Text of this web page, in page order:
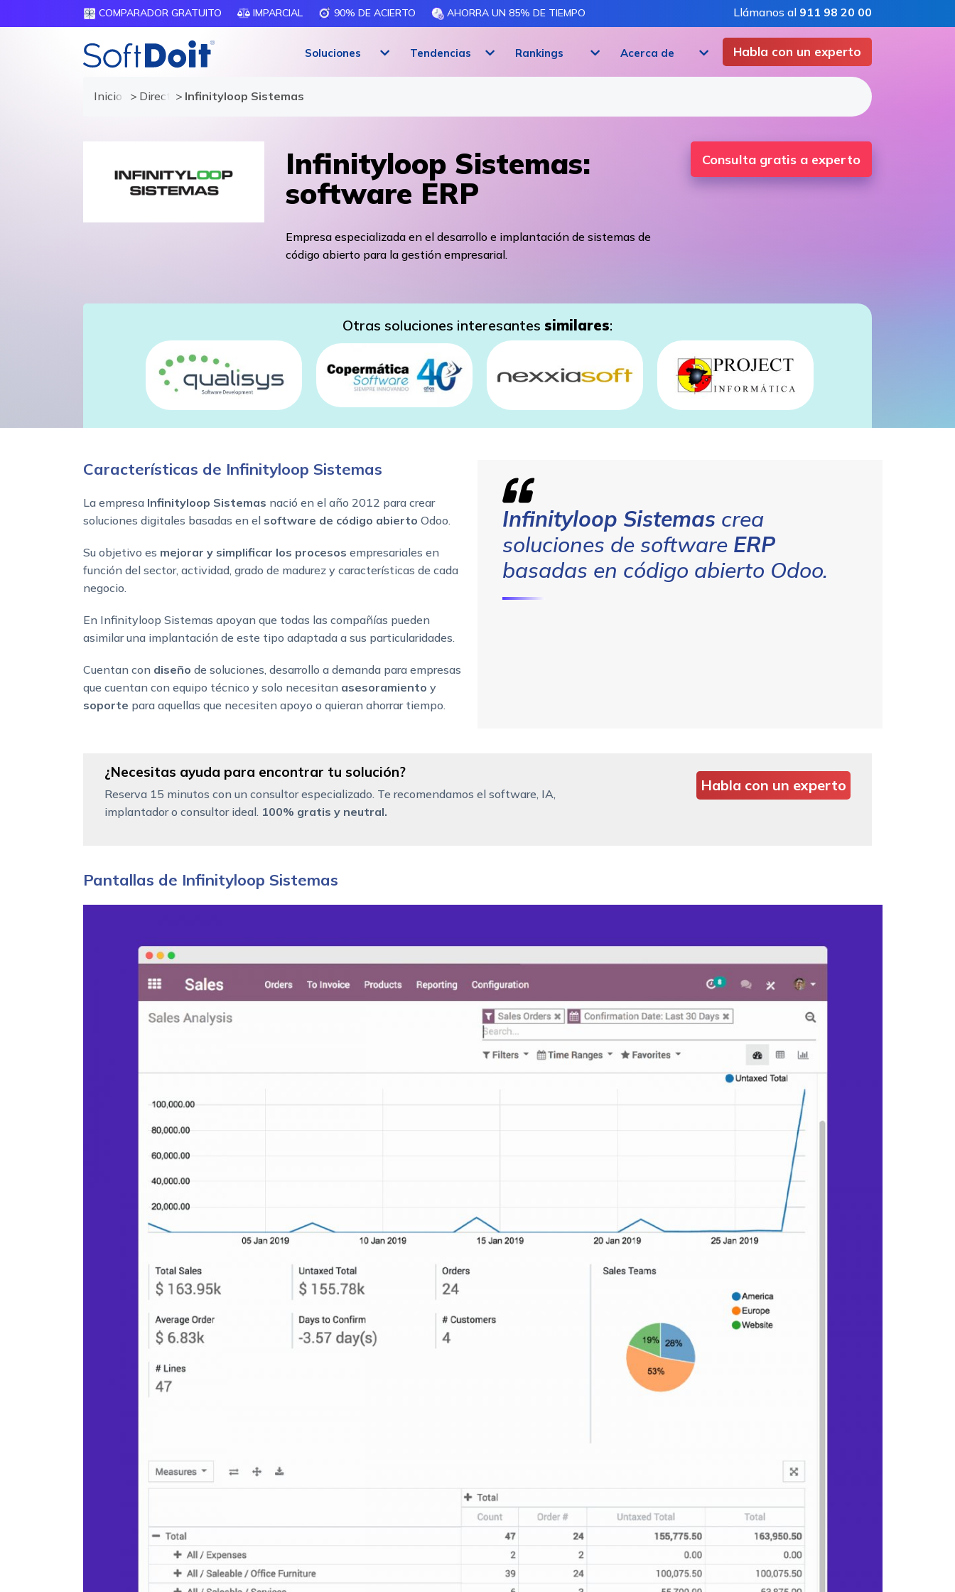
COMPARADOR GRATUITO IMPARCIAL 90% DE ACIERTO AHORRA UN 85% DE TIEMPO Llámanos al 911 98 20 00
Habla con un experto
Soluciones Tendencias Rankings Acerca de
Inicio Directorio de proveedores
Infinityloop Sistemas
Infinityloop Sistemas:
software ERP
Empresa especializada en el desarrollo e implantación de sistemas de
código abierto para la gestión empresarial.
Consulta gratis a experto
Otras soluciones interesantes similares:
Características de Infinityloop Sistemas
La empresa Infinityloop Sistemas nació en el año 2012 para crear
soluciones digitales basadas en el software de código abierto Odoo.
Su objetivo es mejorar y simplificar los procesos empresariales en
función del sector, actividad, grado de madurez y características de cada
negocio.
En Infinityloop Sistemas apoyan que todas las compañías pueden
asimilar una implantación de este tipo adaptada a sus particularidades.
Cuentan con diseño de soluciones, desarrollo a demanda para empresas
que cuentan con equipo técnico y solo necesitan asesoramiento y
soporte para aquellas que necesiten apoyo o quieran ahorrar tiempo.
Infinityloop Sistemas crea
soluciones de software ERP
basadas en código abierto Odoo.
¿Necesitas ayuda para encontrar tu solución?
Reserva 15 minutos con un consultor especializado. Te recomendamos el software, IA,
implantador o consultor ideal. 100% gratis y neutral.
Habla con un experto
Pantallas de Infinityloop Sistemas